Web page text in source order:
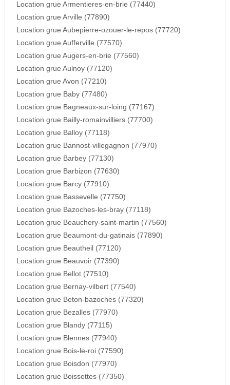
Location grue Armentieres-en-brie (77440)
Location grue Arville (77890)
Location grue Aubepierre-ozouer-le-repos (77720)
Location grue Aufferville (77570)
Location grue Augers-en-brie (77560)
Location grue Aulnoy (77120)
Location grue Avon (77210)
Location grue Baby (77480)
Location grue Bagneaux-sur-loing (77167)
Location grue Bailly-romainvilliers (77700)
Location grue Balloy (77118)
Location grue Bannost-villegagnon (77970)
Location grue Barbey (77130)
Location grue Barbizon (77630)
Location grue Barcy (77910)
Location grue Bassevelle (77750)
Location grue Bazoches-les-bray (77118)
Location grue Beauchery-saint-martin (77560)
Location grue Beaumont-du-gatinais (77890)
Location grue Beautheil (77120)
Location grue Beauvoir (77390)
Location grue Bellot (77510)
Location grue Bernay-vilbert (77540)
Location grue Beton-bazoches (77320)
Location grue Bezalles (77970)
Location grue Blandy (77115)
Location grue Blennes (77940)
Location grue Bois-le-roi (77590)
Location grue Boisdon (77970)
Location grue Boissettes (77350)